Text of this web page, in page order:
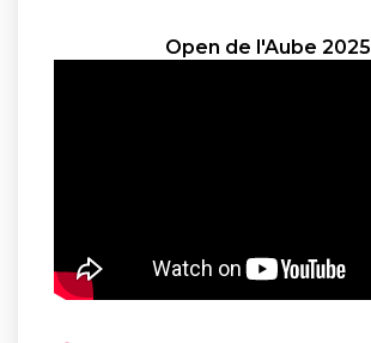
Open de l'Aube 2025